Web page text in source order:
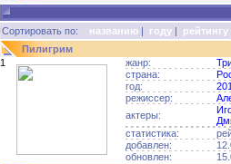
Сортировать по: названию | году | рейтингу
Пилигрим
1
жанр:
страна:
год:
режиссер:
актеры:
статистика:
добавлен:
обновлен: